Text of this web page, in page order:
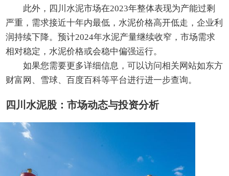
此外，四川水泥市场在2023年整体表现为产能过剩
严重，需求接近十年内最低，水泥价格高开低走，企业利
润持续下降。预计2024年水泥产量继续收窄，市场需求
相对稳定，水泥价格或会稳中偏强运行。
如果您需要更多详细信息，可以访问相关网站如东方
财富网、雪球、百度百科等平台进行进一步查询。
四川水泥股：市场动态与投资分析